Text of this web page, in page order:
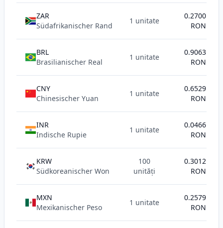
ZAR
Südafrikanischer Rand
1 unitate
0.2700
RON
BRL
Brasilianischer Real
1 unitate
0.9063
RON
CNY
Chinesischer Yuan
1 unitate
0.6529
RON
INR
Indische Rupie
1 unitate
0.0466
RON
KRW
Südkoreanischer Won
100
unități
0.3012
RON
MXN
Mexikanischer Peso
1 unitate
0.2579
RON